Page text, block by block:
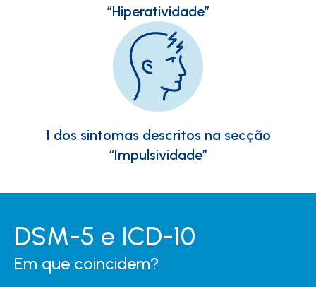
“Hiperatividade”
1 dos sintomas descritos na secção
“Impulsividade”
DSM-5 e ICD-10
Em que coincidem?